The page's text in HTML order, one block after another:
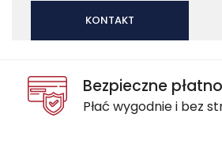
KONTAKT
Bezpieczne
Płać wygodnie i bez